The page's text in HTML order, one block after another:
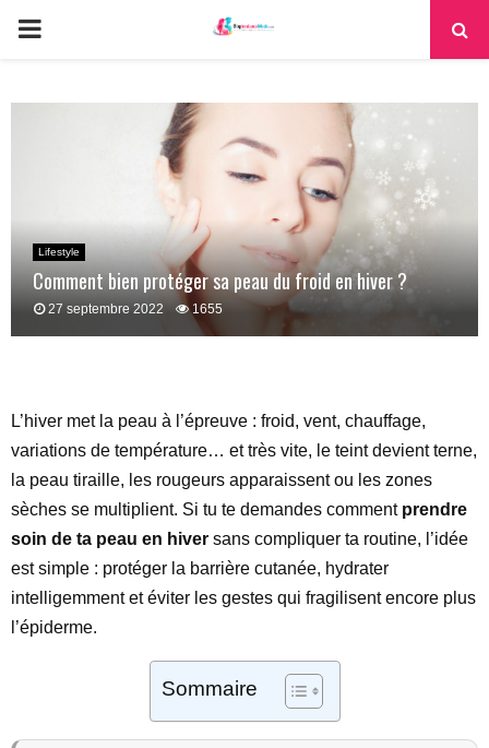
PRIMARY
Lifestyle
Comment bien protéger sa peau du froid en hiver ?
27 septembre 2022 1655
L’hiver met la peau à l’épreuve : froid, vent, chauffage,
variations de température… et très vite, le teint devient terne,
la peau tiraille, les rougeurs apparaissent ou les zones
sèches se multiplient. Si tu te demandes comment prendre
soin de ta peau en hiver sans compliquer ta routine, l’idée
est simple : protéger la barrière cutanée, hydrater
intelligemment et éviter les gestes qui fragilisent encore plus
l’épiderme.
Sommaire